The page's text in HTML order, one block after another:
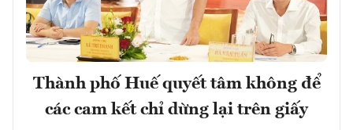
Thành phố Huế quyết tâm không để
các cam kết chỉ dừng lại trên giấy